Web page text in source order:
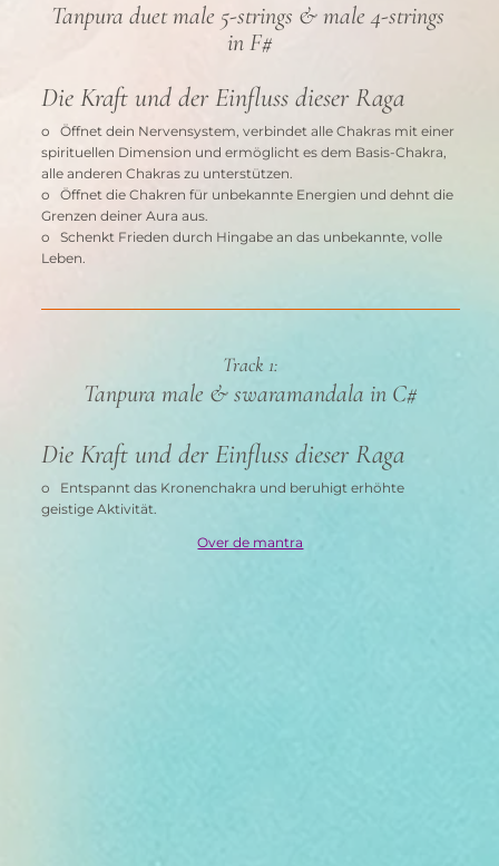
Track 1:
Tanpura male & swaramandala in C#
Die Kraft und der Einfluss dieser Raga
o   Entspannt das Kronenchakra und beruhigt erhöhte
geistige Aktivität.
Over de mantra
Tanpura duet male 5-strings & male 4-strings
in F#
Die Kraft und der Einfluss dieser Raga
o   Öffnet dein Nervensystem, verbindet alle Chakras mit einer
spirituellen Dimension und ermöglicht es dem Basis-Chakra,
alle anderen Chakras zu unterstützen.
o   Öffnet die Chakren für unbekannte Energien und dehnt die
Grenzen deiner Aura aus.
o   Schenkt Frieden durch Hingabe an das unbekannte, volle
Leben.